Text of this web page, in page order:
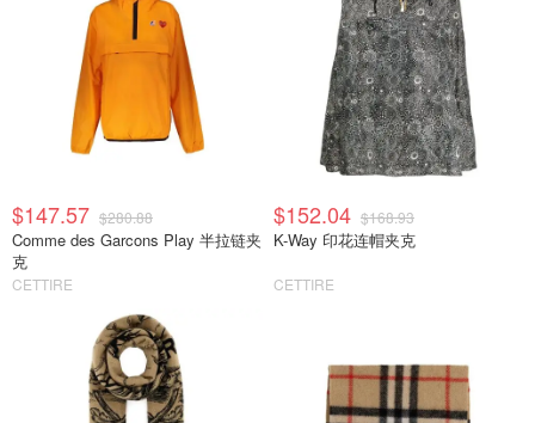
$147.57 $280.88
Comme des Garcons Play 半拉链夹
克
CETTIRE
$152.04 $168.93
K-Way 印花连帽夹克
CETTIRE